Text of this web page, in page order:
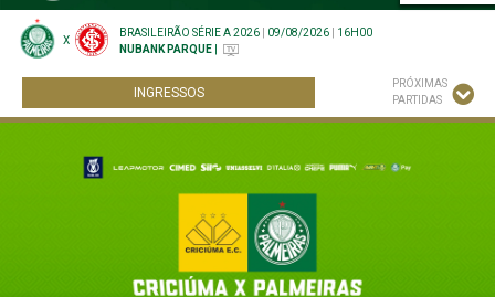
X
BRASILEIRÃO SÉRIE A 2026 09/08/2026
16H00
NUBANK PARQUE
INGRESSOS
PRÓXIMAS
PARTIDAS